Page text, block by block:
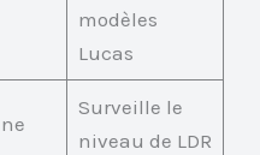
modèles
Lucas
Surveille le
niveau de LDR